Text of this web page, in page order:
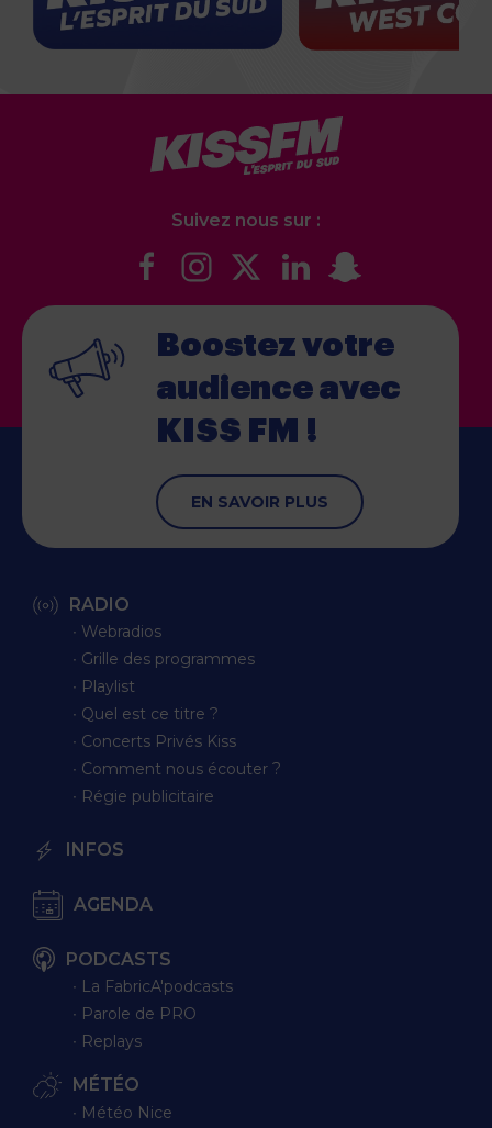
Suivez nous sur :
Boostez votre
audience avec
KISS FM !
EN SAVOIR PLUS
RADIO
∙ Webradios
∙ Grille des programmes
∙ Playlist
∙ Quel est ce titre ?
∙ Concerts Privés Kiss
∙ Comment nous écouter ?
∙ Régie publicitaire
INFOS
AGENDA
PODCASTS
∙ La FabricA'podcasts
∙ Parole de PRO
∙ Replays
MÉTÉO
∙ Météo Nice